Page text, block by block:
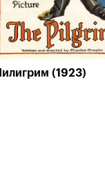
(1923)